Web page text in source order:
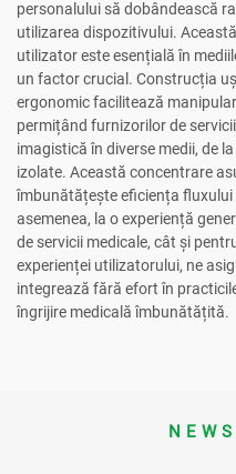
personalului să dobândească
utilizarea dispozitivului.
utilizator este esențială în
un factor crucial. Construcția
ergonomic facilitează
permițând furnizorilor de
imagistică în diverse medii, de
izolate. Această concentrare
îmbunătățește eficiența fluxului
asemenea, la o experiență
de servicii medicale, cât și
experienței utilizatorului, ne
integrează fără efort în
îngrijire medicală îmbunătățită.